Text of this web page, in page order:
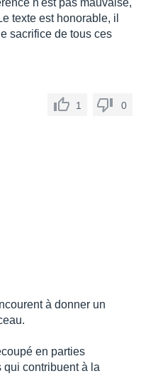
n'est pas mauvaise,
texte est honorable, il
sacrifice de tous ces
1 0
à donner un
en parties
qui contribuent à la